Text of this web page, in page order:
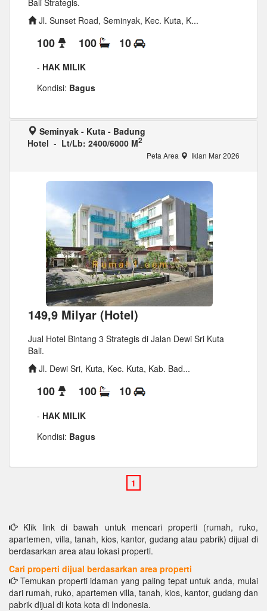
Bali Strategis.
Jl. Sunset Road, Seminyak, Kec. Kuta, K...
100 100 10
- HAK MILIK
Kondisi: Bagus
Seminyak - Kuta - Badung
Hotel - Lt/Lb: 2400/6000 M2
Peta Area Iklan Mar 2026
149,9 Milyar (Hotel)
Jual Hotel Bintang 3 Strategis di Jalan Dewi Sri Kuta
Bali.
Jl. Dewi Sri, Kuta, Kec. Kuta, Kab. Bad...
100 100 10
- HAK MILIK
Kondisi: Bagus
Klik link di bawah untuk mencari properti (rumah, ruko,
apartemen, villa, tanah, kios, kantor, gudang atau pabrik) dijual di
berdasarkan area atau lokasi properti.
Cari properti dijual berdasarkan area properti
Temukan properti idaman yang paling tepat untuk anda, mulai
dari rumah, ruko, apartemen villa, tanah, kios, kantor, gudang dan
pabrik dijual di kota kota di Indonesia.